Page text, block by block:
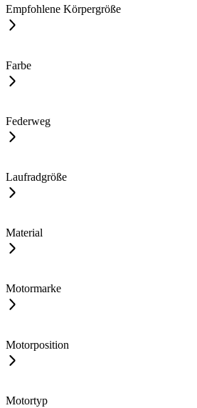
Empfohlene Körpergröße
Farbe
Federweg
Laufradgröße
Material
Motormarke
Motorposition
Motortyp